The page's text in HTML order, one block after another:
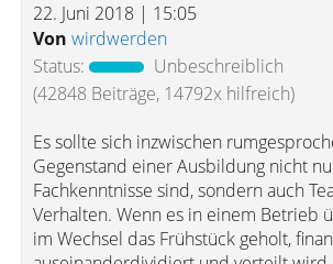
22. Juni 2018 | 15:05
Von wirdwerden
Status:
Unbeschreiblich
(42848 Beiträge, 14792x hilfreich)
Es sollte sich inzwischen
Gegenstand einer Ausbildung nicht
Fachkenntnisse sind, sondern auch
Verhalten. Wenn es in einem Betrieb
im Wechsel das Frühstück geholt,